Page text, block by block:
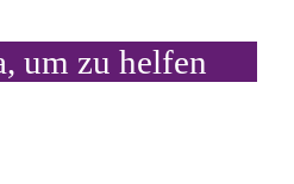
um zu helfen